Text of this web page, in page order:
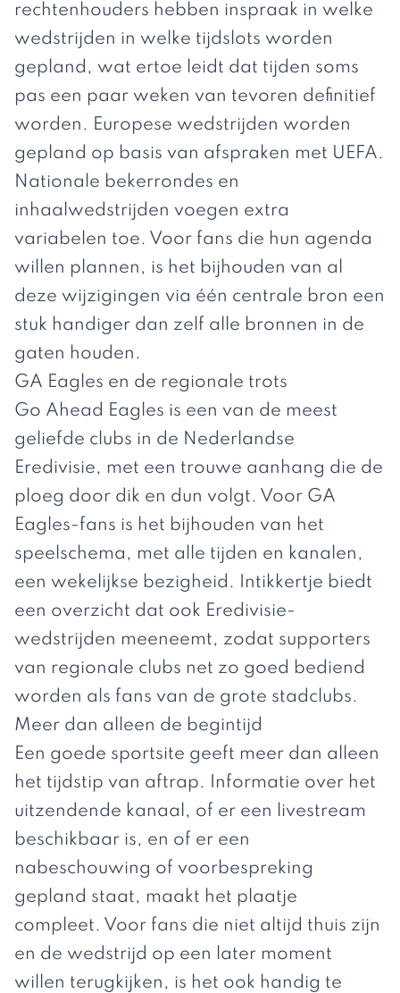
rechtenhouders hebben inspraak in welke
wedstrijden in welke tijdslots worden
gepland, wat ertoe leidt dat tijden soms
pas een paar weken van tevoren definitief
worden. Europese wedstrijden worden
gepland op basis van afspraken met UEFA.
Nationale bekerrondes en
inhaalwedstrijden voegen extra
variabelen toe. Voor fans die hun agenda
willen plannen, is het bijhouden van al
deze wijzigingen via één centrale bron een
stuk handiger dan zelf alle bronnen in de
gaten houden.
GA Eagles en de regionale trots
Go Ahead Eagles is een van de meest
geliefde clubs in de Nederlandse
Eredivisie, met een trouwe aanhang die de
ploeg door dik en dun volgt. Voor GA
Eagles-fans is het bijhouden van het
speelschema, met alle tijden en kanalen,
een wekelijkse bezigheid.
Intikkertje biedt
een overzicht dat ook Eredivisie-
wedstrijden meeneemt, zodat supporters
van regionale clubs net zo goed bediend
worden als fans van de grote stadclubs.
Meer dan alleen de begintijd
Een goede sportsite geeft meer dan alleen
het tijdstip van aftrap. Informatie over het
uitzendende kanaal, of er een livestream
beschikbaar is, en of er een
nabeschouwing of voorbespreking
gepland staat, maakt het plaatje
compleet. Voor fans die niet altijd thuis zijn
en de wedstrijd op een later moment
willen terugkijken, is het ook handig te